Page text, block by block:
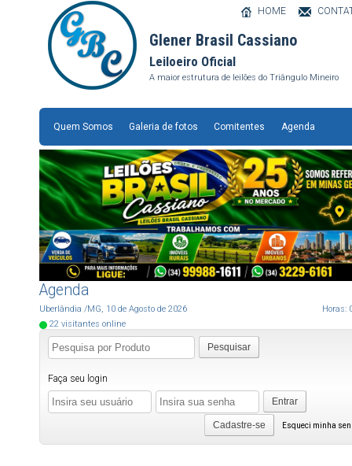
Glener Brasil Cassiano
Leiloeiro Oficial
A maior estrutura de leilões do Triângulo Mineiro
HOME
Quem Somos Galeria de fotos Comitentes Agenda
Agenda
Uberlândia /MG, 10 de Agosto de 2026 Horas:
22 visitantes online
Pesquisar
Faça seu login
Entrar
Esqueci minha
Cadastre-se